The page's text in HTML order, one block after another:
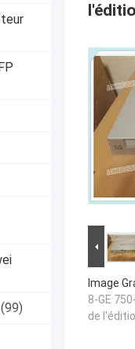
(99)
Image
8-GE
de